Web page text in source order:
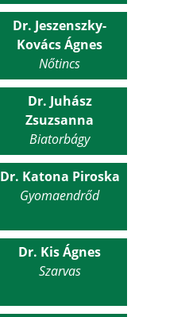
Dr. Jeszenszky-
Kovács Ágnes
Nőtincs
Dr. Juhász
Zsuzsanna
Biatorbágy
Dr. Katona Piroska
Gyomaendrőd
Dr. Kis Ágnes
Szarvas